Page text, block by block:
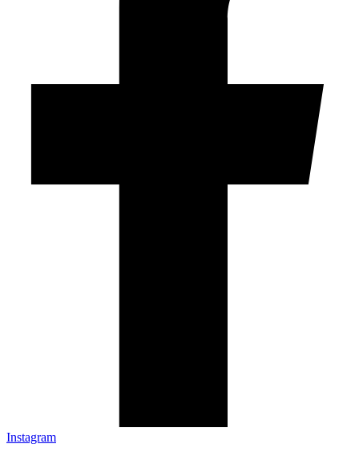
Instagram